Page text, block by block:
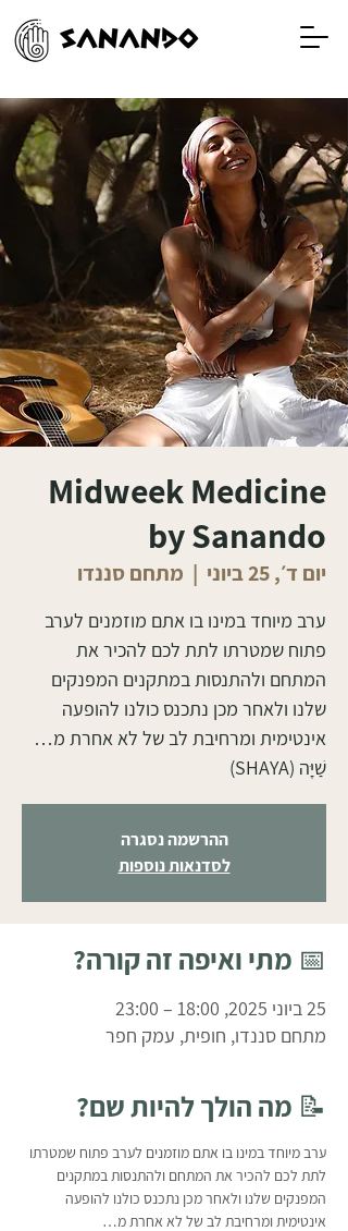
Midweek Medicine
by Sanando
יום ד׳, 25 ביוני
  |
מתחם סננדו
ערב מיוחד במינו בו אתם מוזמנים לערב
פתוח שמטרתו לתת לכם להכיר את
המתחם ולהתנסות במתקנים המפנקים
שלנו ולאחר מכן נתכנס כולנו להופעה
שַׁיָּה (SHAYA)
ההרשמה נסגרה
לסדנאות נוספות
📅 מתי ואיפה זה קורה?
25 ביוני 2025, 18:00 – 23:00
מתחם סננדו, חופית, עמק חפר
📝 מה הולך להיות שם?
ערב מיוחד במינו בו אתם מוזמנים לערב פתוח שמטרתו
לתת לכם להכיר את המתחם ולהתנסות במתקנים
המפנקים שלנו ולאחר מכן נתכנס כולנו להופעה
אינטימית ומרחיבת לב של לא אחרת מ…